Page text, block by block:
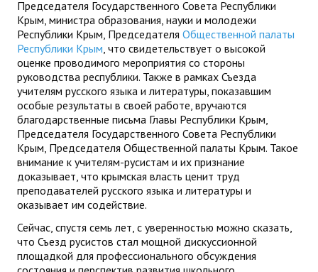
Председателя Государственного Совета Республики
Крым, министра образования, науки и молодежи
Республики Крым, Председателя Общественной палаты
Республики Крым, что свидетельствует о высокой
оценке проводимого мероприятия со стороны
руководства республики. Также в рамках Съезда
учителям русского языка и литературы, показавшим
особые результаты в своей работе, вручаются
благодарственные письма Главы Республики Крым,
Председателя Государственного Совета Республики
Крым, Председателя Общественной палаты Крым. Такое
внимание к учителям-русистам и их признание
доказывает, что крымская власть ценит труд
преподавателей русского языка и литературы и
оказывает им содействие.
Сейчас, спустя семь лет, с уверенностью можно сказать,
что Съезд русистов стал мощной дискуссионной
площадкой для профессионального обсуждения